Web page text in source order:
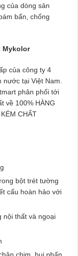
của dòng sản
bẩn, chống
Mykolor
của công ty 4
tại Việt Nam.
phân phối tới
về 100% HÀNG
CHẤT
bột trét tường
cấu hoàn hảo với
nội thất và ngoại